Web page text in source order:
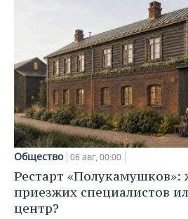
Общество 06 авг, 00:00
Рестарт «Полукамушков»:
приезжих специалистов
центр?